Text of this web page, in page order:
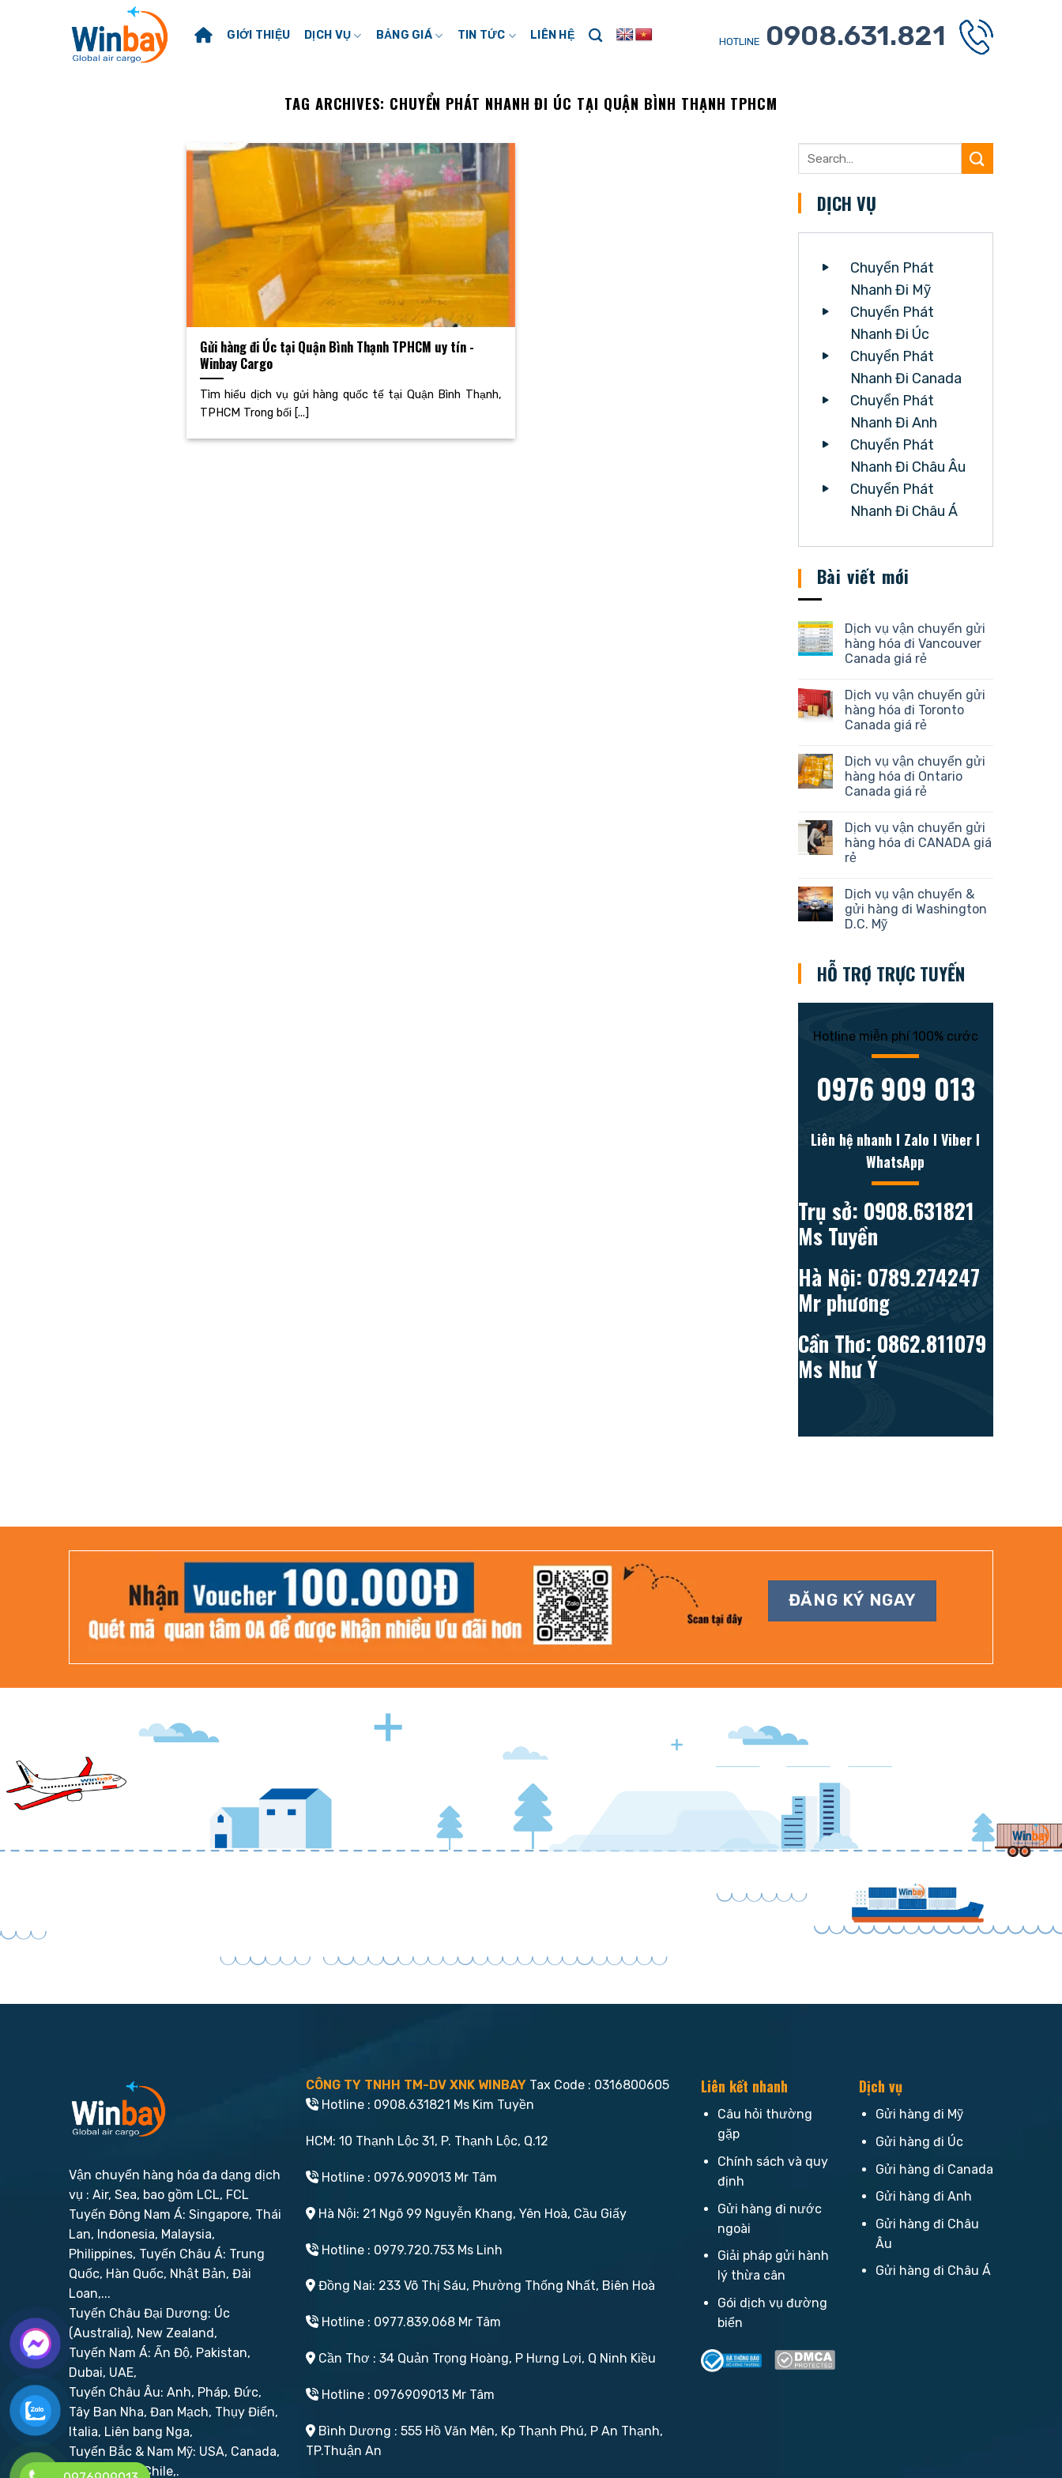
GIỚI THIỆU DỊCH VỤ BẢNG GIÁ TIN TỨC LIÊN HỆ HOTLINE 0908.631.821
TAG ARCHIVES: CHUYỂN PHÁT NHANH ĐI ÚC TẠI QUẬN BÌNH THẠNH TPHCM
Gửi hàng đi Úc tại Quận Bình Thạnh TPHCM uy tín -
Winbay Cargo
Tìm hiểu dịch vụ gửi hàng quốc tế tại Quận Bình Thạnh,
TPHCM Trong bối [...]
DỊCH VỤ
Chuyển Phát
Nhanh Đi Mỹ
Chuyển Phát
Nhanh Đi Úc
Chuyển Phát
Nhanh Đi Canada
Chuyển Phát
Nhanh Đi Anh
Chuyển Phát
Nhanh Đi Châu Âu
Chuyển Phát
Nhanh Đi Châu Á
Bài viết mới
Dịch vụ vận chuyển gửi
hàng hóa đi Vancouver
Canada giá rẻ
Dịch vụ vận chuyển gửi
hàng hóa đi Toronto
Canada giá rẻ
Dịch vụ vận chuyển gửi
hàng hóa đi Ontario
Canada giá rẻ
Dịch vụ vận chuyển gửi
hàng hóa đi CANADA giá
rẻ
Dịch vụ vận chuyển &
gửi hàng đi Washington
D.C. Mỹ
HỖ TRỢ TRỰC TUYẾN
Hotline miễn phí 100% cước
0976 909 013
Liên hệ nhanh l Zalo l Viber l
WhatsApp
Trụ sở: 0908.631821
Ms Tuyền
Hà Nội: 0789.274247
Mr phương
Cần Thơ: 0862.811079
Ms Như Ý
ĐĂNG KÝ NGAY
Vận chuyển hàng hóa đa dạng dịch
vụ : Air, Sea, bao gồm LCL, FCL
Tuyến Đông Nam Á: Singapore, Thái
Lan, Indonesia, Malaysia,
Philippines, Tuyến Châu Á: Trung
Quốc, Hàn Quốc, Nhật Bản, Đài
Loan,...
Tuyến Châu Đại Dương: Úc
(Australia), New Zealand,
Tuyến Nam Á: Ấn Độ, Pakistan,
Dubai, UAE,
Tuyến Châu Âu: Anh, Pháp, Đức,
Tây Ban Nha, Đan Mạch, Thụy Điển,
Italia, Liên bang Nga,
Tuyến Bắc & Nam Mỹ: USA, Canada,
Brazil, Peru, Chile,.
CÔNG TY TNHH TM-DV XNK WINBAY Tax Code : 0316800605
Hotline : 0908.631821 Ms Kim Tuyền
HCM: 10 Thạnh Lộc 31, P. Thạnh Lộc, Q.12
Hotline : 0976.909013 Mr Tâm
Hà Nội: 21 Ngõ 99 Nguyễn Khang, Yên Hoà, Cầu Giấy
Hotline : 0979.720.753 Ms Linh
Đồng Nai: 233 Võ Thị Sáu, Phường Thống Nhất, Biên Hoà
Hotline : 0977.839.068 Mr Tâm
Cần Thơ : 34 Quản Trọng Hoàng, P Hưng Lợi, Q Ninh Kiều
Hotline : 0976909013 Mr Tâm
Bình Dương : 555 Hồ Văn Mên, Kp Thạnh Phú, P An Thạnh,
TP.Thuận An
Liên kết nhanh
Câu hỏi thường
gặp
Chính sách và quy
định
Gửi hàng đi nước
ngoài
Giải pháp gửi hành
lý thừa cân
Gói dịch vụ đường
biển
Dịch vụ
Gửi hàng đi Mỹ
Gửi hàng đi Úc
Gửi hàng đi Canada
Gửi hàng đi Anh
Gửi hàng đi Châu
Âu
Gửi hàng đi Châu Á